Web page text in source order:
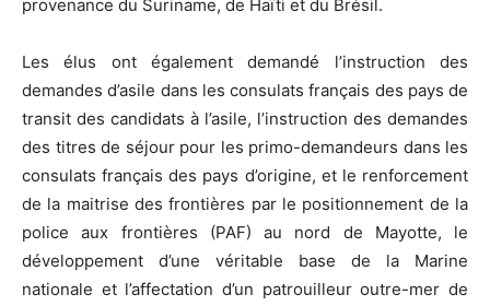
provenance du Suriname, de Haïti et du Brésil.
Les élus ont également demandé l’instruction des
demandes d’asile dans les consulats français des pays de
transit des candidats à l’asile, l’instruction des demandes
des titres de séjour pour les primo-demandeurs dans les
consulats français des pays d’origine, et le renforcement
de la maitrise des frontières par le positionnement de la
police aux frontières (PAF) au nord de Mayotte, le
développement d’une véritable base de la Marine
nationale et l’affectation d’un patrouilleur outre-mer de